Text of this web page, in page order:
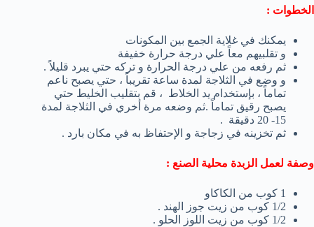
الخطوات :
يمكنك في غلاية الجمع بين المكونات
و تقلبيهم معاً علي درجة حرارة خفيفة
ثم رفعه من علي درجة الحرارة و تركه حتي يبرد قليلاً .
و وضع في الثلاجة لمدة ساعة تقريباً ، حتي يصبح ناعم
تماماً ، بإستخدام يد الخلاط ، قم بتقليب الخليط حتي
يصبح رقيق تماماً .ثم وضعه مرة أخري في الثلاجة لمدة
15- 20 دقيقة .
ثم تخزينه في زجاجة و الإحتفاظ به في مكان بارد .
وصفة لعمل الزبدة محلية الصنع :
1 كوب من الكاكاو
1/2 كوب من زيت جوز الهند .
1/2 كوب من زيت اللوز الحلو .